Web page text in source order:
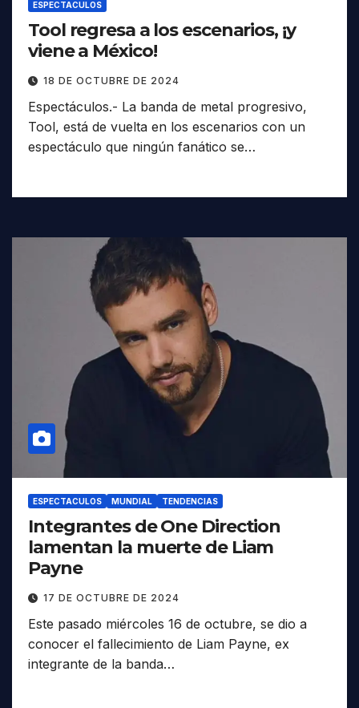
ESPECTACULOS
Tool regresa a los escenarios, ¡y
viene a México!
18 DE OCTUBRE DE 2024
Espectáculos.- La banda de metal progresivo,
Tool, está de vuelta en los escenarios con un
espectáculo que ningún fanático se…
ESPECTACULOS MUNDIAL TENDENCIAS
Integrantes de One Direction
lamentan la muerte de Liam
Payne
17 DE OCTUBRE DE 2024
Este pasado miércoles 16 de octubre, se dio a
conocer el fallecimiento de Liam Payne, ex
integrante de la banda…